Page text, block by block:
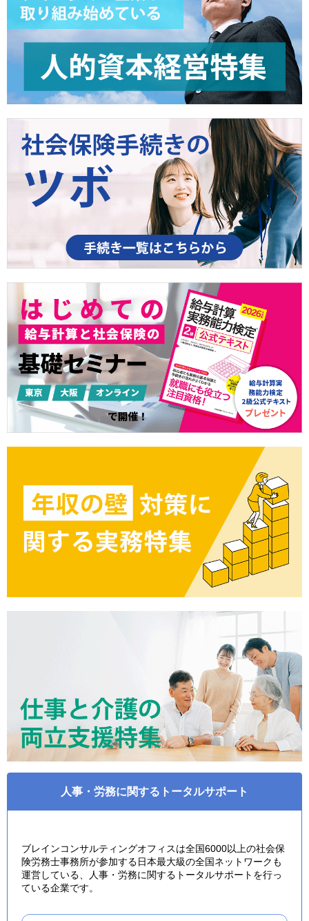
人事・労務に関するトータルサポート
ブレインコンサルティングオフィスは全国6000以上の社会保
険労務士事務所が参加する日本最大級の全国ネットワークも
運営している、人事・労務に関するトータルサポートを行っ
ている企業です。